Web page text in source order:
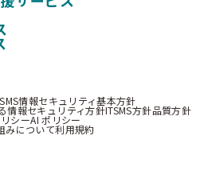
情報セキュリティ基本方針
情報セキュリティ方針ITSMS方針品質方針
シーAI ポリシー
みについて利用規約